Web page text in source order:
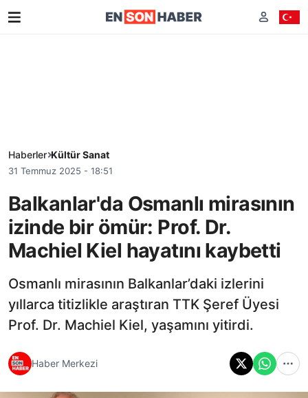
Haberler Kültür Sanat
31 Temmuz 2025 - 18:51
Balkanlar'da Osmanlı mirasının
izinde bir ömür: Prof. Dr.
Machiel Kiel hayatını kaybetti
Osmanlı mirasının Balkanlar’daki izlerini
yıllarca titizlikle araştıran TTK Şeref Üyesi
Prof. Dr. Machiel Kiel, yaşamını yitirdi.
Haber Merkezi